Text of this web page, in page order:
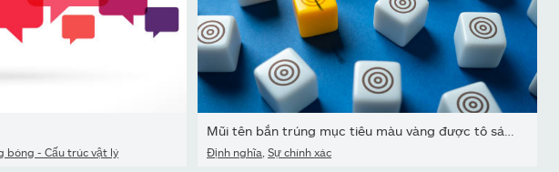
bóng - Cấu trúc vật lý Định nghĩa ,Sự chính xác